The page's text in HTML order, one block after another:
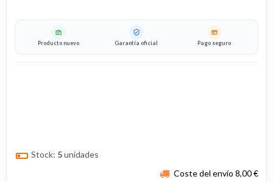
Producto nuevo Garantía oficial Pago seguro
Stock: 5unidades
Coste del envío 8,00 €